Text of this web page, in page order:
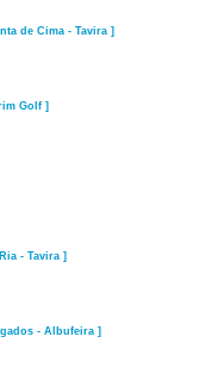
de Cima - Tavira ]
Golf ]
- Tavira ]
- Albufeira ]